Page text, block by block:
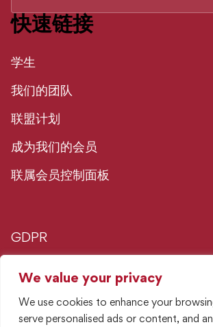
We value your privacy
We use cookies to enhance your
serve personalised ads or content, and
快速链接
学生
我们的团队
联盟计划
成为我们的会员
联属会员控制面板
GDPR
隐私政策
广告政策